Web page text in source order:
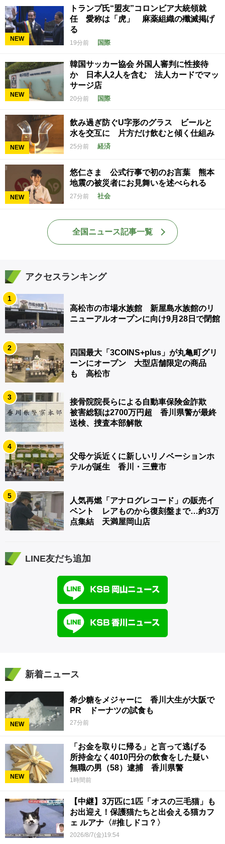
NEW
トランプ氏“盟友”コロンビア大統領就
任 愛称は「虎」 麻薬組織の殲滅掲げ
る
19分前 国際
NEW
韓国サッカー協会 外国人審判に性接待
か 日本人2人を含む 法人カードでマッ
サージ店
20分前 国際
NEW
飲み過ぎ防ぐU字形のグラス ビールと
水を交互に 片方だけ飲むと傾く仕組み
25分前 経済
NEW
悠仁さま 公式行事で初のお言葉 熊本
地震の被災者にお見舞いを述べられる
27分前 社会
全国ニュース記事一覧
アクセスランキング
1
高松市の市場水族館 新屋島水族館のリ
ニューアルオープンに向け9月28日で閉館
2
四国最大「3COINS+plus」が丸亀町グリ
ーンにオープン 大型店舗限定の商品
も 高松市
3
接骨院院長らによる自動車保険金詐欺
被害総額は2700万円超 香川県警が最終
送検、捜査本部解散
4
父母ケ浜近くに新しいリノベーションホ
テルが誕生 香川・三豊市
5
人気再燃「アナログレコード」の販売イ
ベント レアものから復刻盤まで…約3万
点集結 天満屋岡山店
LINE友だち追加
新着ニュース
NEW
希少糖をメジャーに 香川大生が大阪で
PR ドーナツの試食も
27分前
NEW
「お金を取りに帰る」と言って逃げる
所持金なく4010円分の飲食をした疑い
無職の男（58）逮捕 香川県警
1時間前
【中継】3万匹に1匹「オスの三毛猫」も
お出迎え！保護猫たちと出会える猫カフ
ェ ルアナ〈#推しドコ？〉
2026/8/7(金)19:54